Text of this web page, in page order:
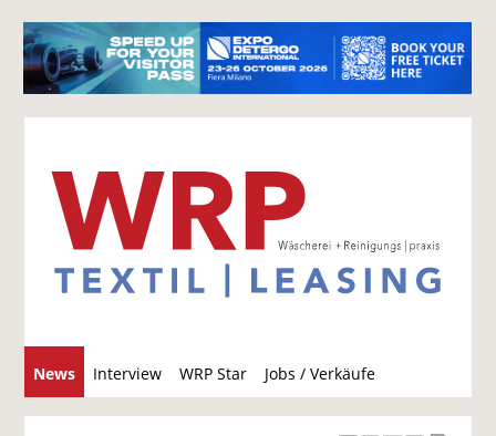
News Interview WRP Star Jobs / Verkäufe
u
c